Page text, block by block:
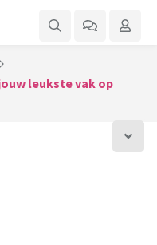
leukste vak op